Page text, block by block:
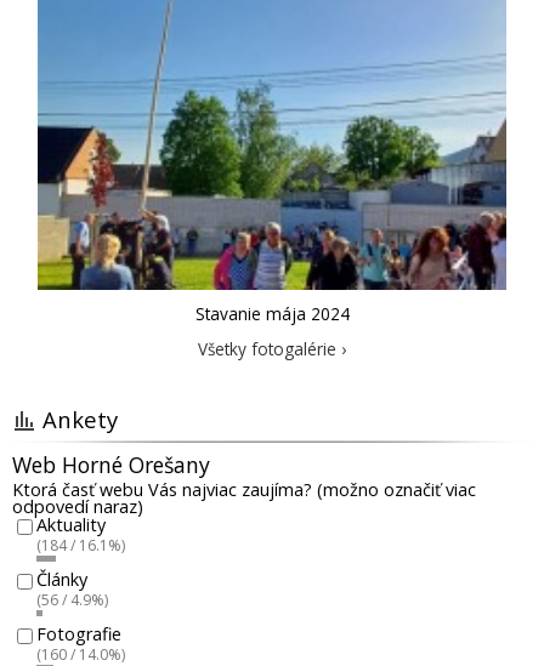
Stavanie mája 2024
Všetky fotogalérie ›
Ankety
Web Horné Orešany
Ktorá časť webu Vás najviac zaujíma? (možno označiť viac
odpovedí naraz)
Aktuality
(184 / 16.1%)
Články
(56 / 4.9%)
Fotografie
(160 / 14.0%)